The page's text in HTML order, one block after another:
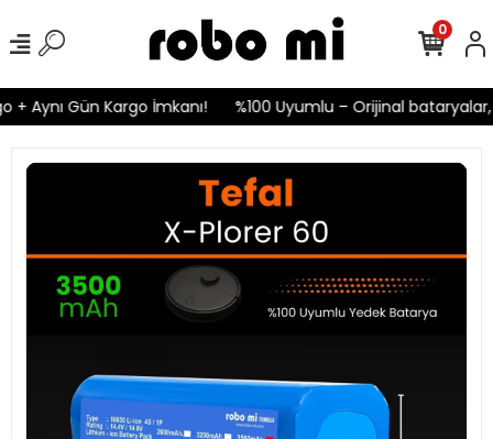
Aynı Gün Kargo İmkanı! %100 Uyumlu – Orijinal
0